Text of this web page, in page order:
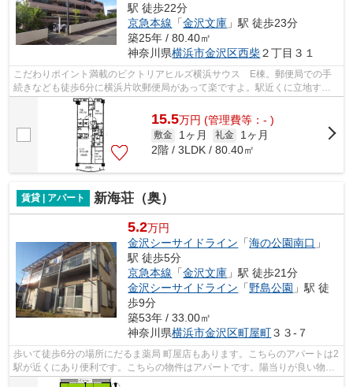
駅 徒歩22分
京急本線 「金沢文庫 」駅 徒歩23分
築25年 / 80.40㎡
神奈川県横浜市金沢区西柴２丁目３１
こだわりポイント満載のビクトリアヒルズ横浜サウス E棟。郵便局での手
続きなども徒歩6分に横浜片吹郵便局があって楽ですよ。駅近くに立地する
物件で、徒歩13分程でアクセスできます...
15.5万円 (管理費等：- )
敷金 1ヶ月 礼金
1ヶ月
2階 / 3LDK / 80.40㎡
賃貸 | アパート 新海荘（奥）
5.2万円
金沢シーサイドライン 「海の公園南口 」
駅 徒歩5分
京急本線 「金沢文庫 」駅 徒歩21分
金沢シーサイドライン 「野島公園 」駅 徒
歩9分
築53年 / 33.00㎡
神奈川県横浜市金沢区町屋町３３-７
歩いて徒歩6分の場所にだるま薬局 町屋店もあります。こちらのアパートは2
駅が近くにあり便利です。こちらの物件はアパートです。陽当りが良い物件
です。横浜市金沢区エリアにある賃貸...